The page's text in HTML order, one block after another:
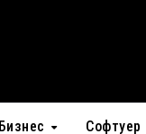
Бизнес Софтуер